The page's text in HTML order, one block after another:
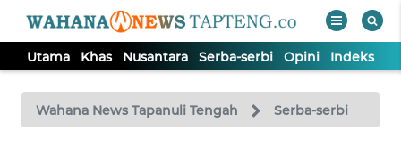
Utama Khas Nusantara Serba-serbi Opini Indeks
Wahana News Tapanuli Tengah Serba-serbi
TV
Tutup